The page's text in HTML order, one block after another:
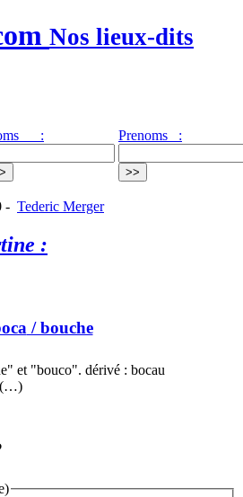
Nos lieux-dits
: Prenoms :
- Tederic Merger
:
/ bouche
et "bouco". dérivé : bocau
(…)